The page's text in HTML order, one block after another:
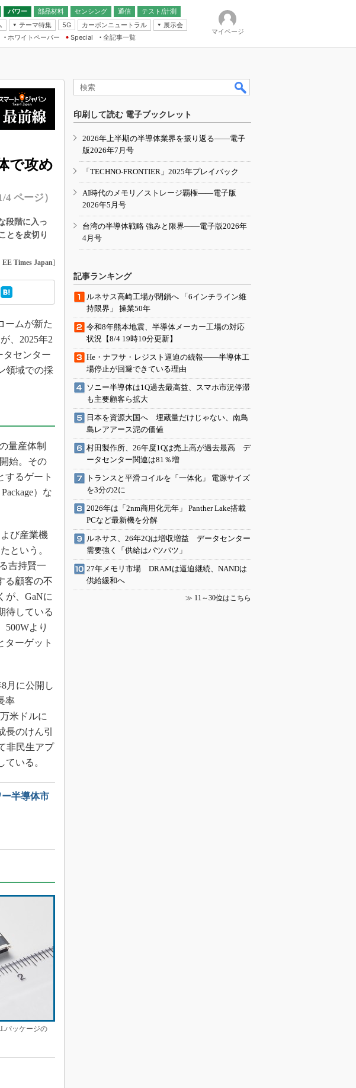
パワー 部品材料 センシング
通信
無線
テスト/計測
テーマ特集
5G カーボンニュートラル
展示会
IoT・エッジコンピューティング
EXPO
EdgeTech＋
TECHNO-FRONTIER
人とくるま展
ホワイトペーパー
Special
全記事一覧
マイページ
で攻め
4 ページ）
段階に入っ
とを皮切り
EE Times Japan]
ームが新た
、2025年2
タセンター
領域での採
量産体制
始。その
するゲート
）な
び産業機
という。
吉持賢一
る顧客の不
が、GaNに
待している
より
ターゲット
月に公開し
率
米ドルに
のけん引
非民生アプ
いる。
半導体市
パッケージの
印刷して読む 電子ブックレット
2026年上半期の半導体業界を振り返る――電子
版2026年7月号
「TECHNO-FRONTIER」2025年プレイバック
AI時代のメモリ／ストレージ覇権――電子版
2026年5月号
台湾の半導体戦略 強みと限界――電子版2026年
4月号
記事ランキング
ルネサス高崎工場が閉鎖へ 「6インチライン維
持限界」 操業50年
令和8年熊本地震、半導体メーカー工場の対応
状況【8/4 19時10分更新】
He・ナフサ・レジスト逼迫の続報――半導体工
場停止が回避できている理由
ソニー半導体は1Q過去最高益、スマホ市況停滞
も主要顧客ら拡大
日本を資源大国へ 埋蔵量だけじゃない、南鳥
島レアアース泥の価値
村田製作所、26年度1Qは売上高が過去最高 デ
ータセンター関連は81％増
トランスと平滑コイルを「一体化」 電源サイズ
を3分の2に
2026年は「2nm商用化元年」 Panther Lake搭載
PCなど最新機を分解
ルネサス、26年2Qは増収増益 データセンター
需要強く「供給はパツパツ」
27年メモリ市場 DRAMは逼迫継続、NANDは
供給緩和へ
≫ 11～30位はこちら